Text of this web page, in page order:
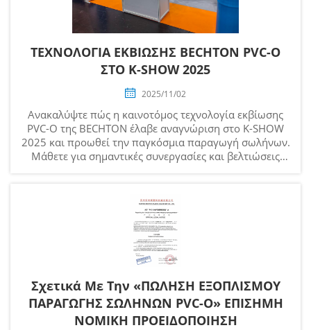
ΤΕΧΝΟΛΟΓΙΑ ΕΚΒΙΩΣΗΣ BECHTON PVC-O
ΣΤΟ K-SHOW 2025
2025/11/02
Ανακαλύψτε πώς η καινοτόμος τεχνολογία εκβίωσης
PVC-O της BECHTON έλαβε αναγνώριση στο K-SHOW
2025 και προωθεί την παγκόσμια παραγωγή σωλήνων.
Μάθετε για σημαντικές συνεργασίες και βελτιώσεις
Σχετικά Με Την «ΠΩΛΗΣΗ ΕΞΟΠΛΙΣΜΟΥ
ΠΑΡΑΓΩΓΗΣ ΣΩΛΗΝΩΝ PVC-O» ΕΠΙΣΗΜΗ
ΝΟΜΙΚΗ ΠΡΟΕΙΔΟΠΟΙΗΣΗ